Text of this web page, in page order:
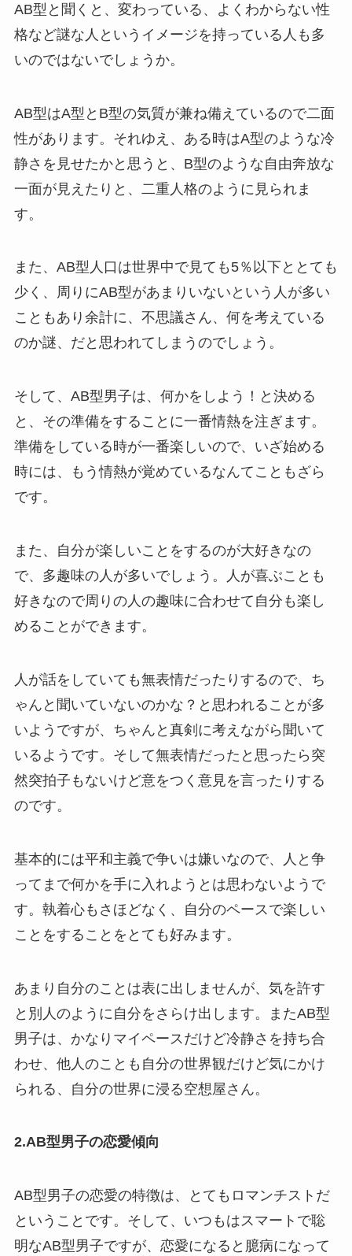
AB型と聞くと、変わっている、よくわからない性
格など謎な人というイメージを持っている人も多
いのではないでしょうか。
AB型はA型とB型の気質が兼ね備えているので二面
性があります。それゆえ、ある時はA型のような冷
静さを見せたかと思うと、B型のような自由奔放な
一面が見えたりと、二重人格のように見られま
す。
また、AB型人口は世界中で見ても5％以下ととても
少く、周りにAB型があまりいないという人が多い
こともあり余計に、不思議さん、何を考えている
のか謎、だと思われてしまうのでしょう。
そして、AB型男子は、何かをしよう！と決める
と、その準備をすることに一番情熱を注ぎます。
準備をしている時が一番楽しいので、いざ始める
時には、もう情熱が覚めているなんてこともざら
です。
また、自分が楽しいことをするのが大好きなの
で、多趣味の人が多いでしょう。人が喜ぶことも
好きなので周りの人の趣味に合わせて自分も楽し
めることができます。
人が話をしていても無表情だったりするので、ち
ゃんと聞いていないのかな？と思われることが多
いようですが、ちゃんと真剣に考えながら聞いて
いるようです。そして無表情だったと思ったら突
然突拍子もないけど意をつく意見を言ったりする
のです。
基本的には平和主義で争いは嫌いなので、人と争
ってまで何かを手に入れようとは思わないようで
す。執着心もさほどなく、自分のペースで楽しい
ことをすることをとても好みます。
あまり自分のことは表に出しませんが、気を許す
と別人のように自分をさらけ出します。またAB型
男子は、かなりマイペースだけど冷静さを持ち合
わせ、他人のことも自分の世界観だけど気にかけ
られる、自分の世界に浸る空想屋さん。
2.AB型男子の恋愛傾向
AB型男子の恋愛の特徴は、とてもロマンチストだ
ということです。そして、いつもはスマートで聡
明なAB型男子ですが、恋愛になると臆病になって